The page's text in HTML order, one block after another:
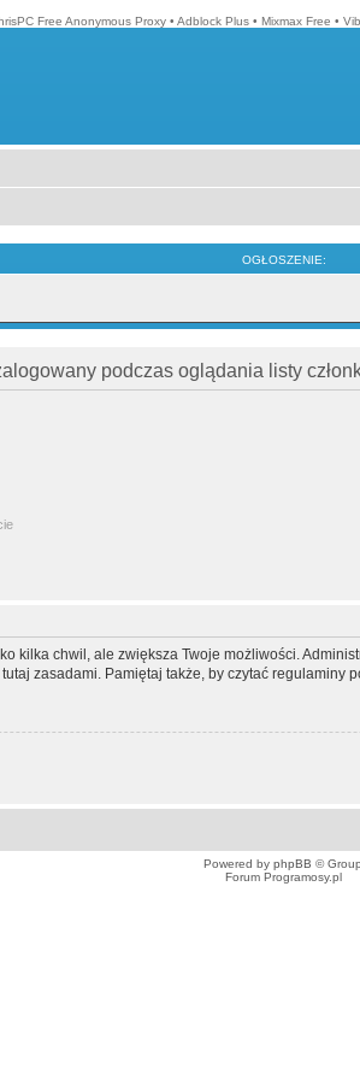
Free Anonymous Proxy • Adblock Plus • Mixmax Free •
OGŁOSZENIE:
podczas oglądania listy
kilka chwil, ale zwiększa Twoje możliwości.
zasadami. Pamiętaj także, by czytać regulaminy
Powered by phpBB © Group
Forum Programosy.pl